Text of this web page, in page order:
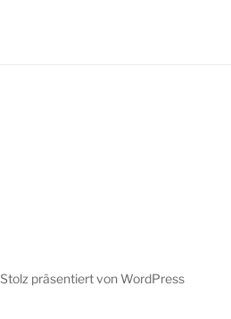
Stolz präsentiert von WordPress